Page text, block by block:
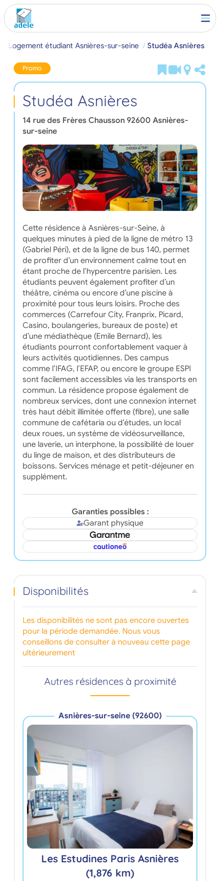
Logement étudiant Asnières-sur-seine Studéa Asnières
Promo
Studéa Asnières
14 rue des Frères Chausson 92600 Asnières-
sur-seine
Cette résidence à Asnières-sur-Seine, à
quelques minutes à pied de la ligne de métro 13
(Gabriel Péri), et de la ligne de bus 140, permet
de profiter d’un environnement calme tout en
étant proche de l’hypercentre parisien. Les
étudiants peuvent également profiter d’un
théâtre, cinéma ou encore d’une piscine à
proximité pour tous leurs loisirs. Proche des
commerces (Carrefour City, Franprix, Picard,
Casino, boulangeries, bureaux de poste) et
d’une médiathèque (Emile Bernard), les
étudiants pourront confortablement vaquer à
leurs activités quotidiennes. Des campus
comme l’IFAG, l’EFAP, ou encore le groupe ESPI
sont facilement accessibles via les transports en
commun. La résidence propose également de
nombreux services, dont une connexion internet
très haut débit illimitée offerte (fibre), une salle
commune de cafétaria ou d’études, un local
deux roues, un système de vidéosurveillance,
une laverie, un interphone, la possibilité de louer
du linge de maison, et des distributeurs de
boissons. Services ménage et petit-déjeuner en
supplément.
Garanties possibles :
Garant physique
Disponibilités
Les disponibilités ne sont pas encore ouvertes
pour la période demandée. Nous vous
conseillons de consulter à nouveau cette page
ultérieurement
Autres résidences à proximité
Asnières-sur-seine (92600)
Les Estudines Paris Asnières
(1,876 km)